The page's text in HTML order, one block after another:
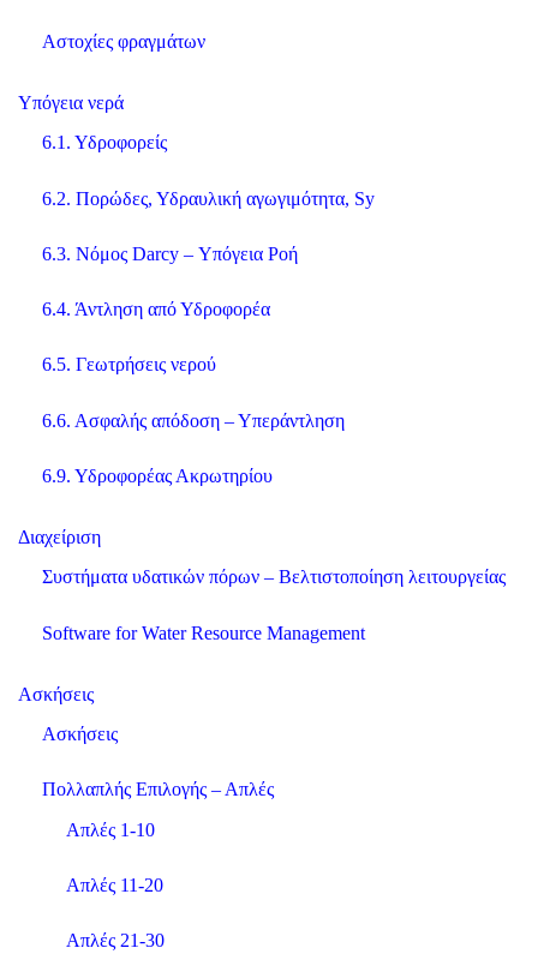
Aστοχίες φραγμάτων
Υπόγεια νερά
6.1. Υδροφορείς
6.2. Πορώδες, Υδραυλική αγωγιμότητα, Sy
6.3. Νόμος Darcy – Υπόγεια Ροή
6.4. Άντληση από Υδροφορέα
6.5. Γεωτρήσεις νερού
6.6. Ασφαλής απόδοση – Υπεράντληση
6.9. Υδροφορέας Ακρωτηρίου
Διαχείριση
Συστήματα υδατικών πόρων – Βελτιστοποίηση λειτουργείας
Software for Water Resource Management
Aσκήσεις
Ασκήσεις
Πολλαπλής Επιλογής – Απλές
Απλές 1-10
Απλές 11-20
Απλές 21-30